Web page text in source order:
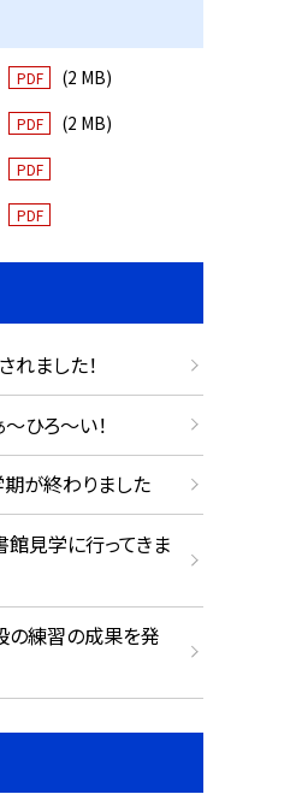
PDF (2 MB)
PDF (2 MB)
PDF
PDF
れました！
ひろ～い！
が終わりました
見学に行ってきま
練習の成果を発